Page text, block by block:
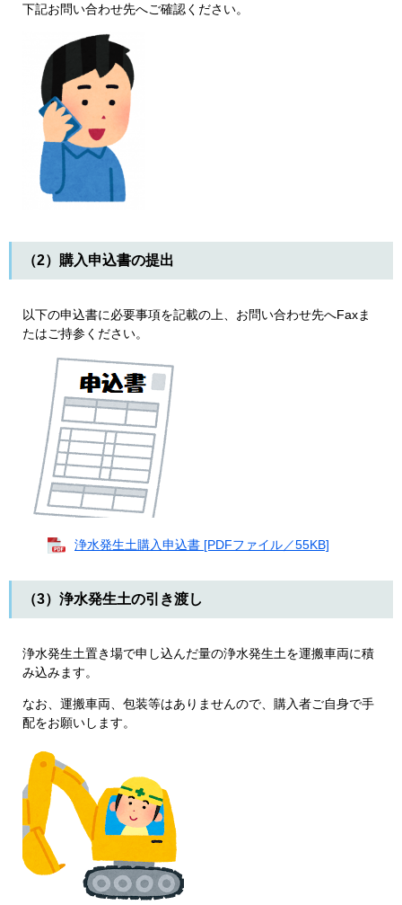
下記お問い合わせ先へご確認ください。
（2）購入申込書の提出
以下の申込書に必要事項を記載の上、お問い合わせ先へFaxま
たはご持参ください。
浄水発生土購入申込書 [PDFファイル／55KB]
（3）浄水発生土の引き渡し
浄水発生土置き場で申し込んだ量の浄水発生土を運搬車両に積
み込みます。
なお、運搬車両、包装等はありませんので、購入者ご自身で手
配をお願いします。